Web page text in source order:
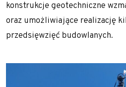
konstrukcje geotechniczne
oraz umożliwiające realizację
przedsięwzięć budowlanych.